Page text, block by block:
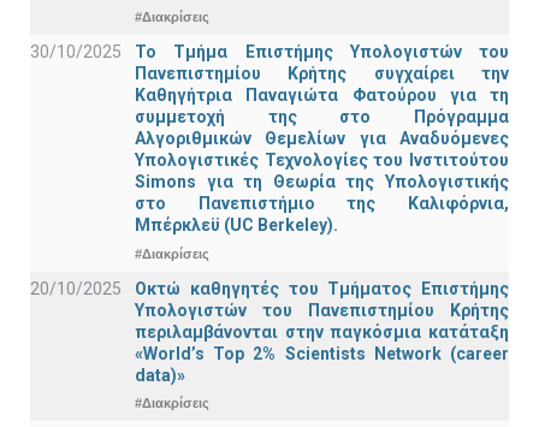
#Διακρίσεις
30/10/2025
Το Τμήμα Επιστήμης Υπολογιστών του
Πανεπιστημίου Κρήτης συγχαίρει την
Καθηγήτρια Παναγιώτα Φατούρου για τη
συμμετοχή της στο Πρόγραμμα
Αλγοριθμικών Θεμελίων για Αναδυόμενες
Υπολογιστικές Τεχνολογίες του Ινστιτούτου
Simons για τη Θεωρία της Υπολογιστικής
στο Πανεπιστήμιο της Καλιφόρνια,
Μπέρκλεϋ (UC Berkeley).
#Διακρίσεις
20/10/2025
Οκτώ καθηγητές του Τμήματος Επιστήμης
Υπολογιστών του Πανεπιστημίου Κρήτης
περιλαμβάνονται στην παγκόσμια κατάταξη
«World’s Top 2% Scientists Network (career
data)»
#Διακρίσεις